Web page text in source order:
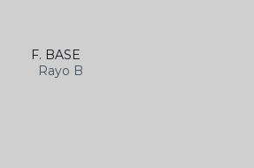
F. BASE
Rayo B